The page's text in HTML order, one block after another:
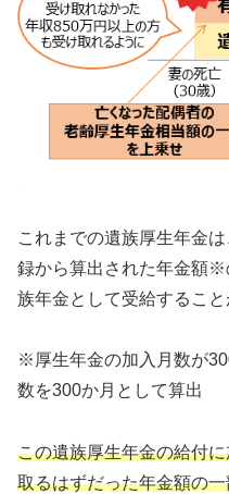
これまでの遺族厚生年金
録から算出された年金額※
族年金として受給すること
※厚生年金の加入月数が
数を300か月として算出
この遺族厚生年金の給付
取るはずだった年金額の